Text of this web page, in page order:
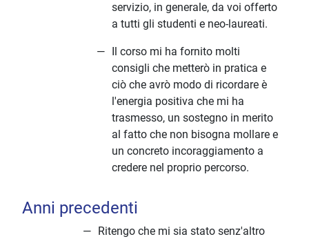
servizio, in generale, da voi offerto
a tutti gli studenti e neo-laureati.
Il corso mi ha fornito molti
consigli che metterò in pratica e
ciò che avrò modo di ricordare è
l'energia positiva che mi ha
trasmesso, un sostegno in merito
al fatto che non bisogna mollare e
un concreto incoraggiamento a
credere nel proprio percorso.
Anni precedenti
Ritengo che mi sia stato senz'altro